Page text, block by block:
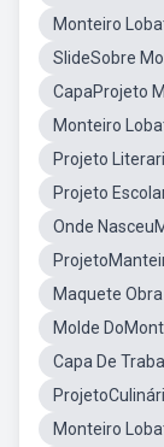
Monteiro
SlideSobre
CapaProjeto
Monteiro
Projeto
Projeto
Onde
Maquete
Molde
Capa De
Monteiro